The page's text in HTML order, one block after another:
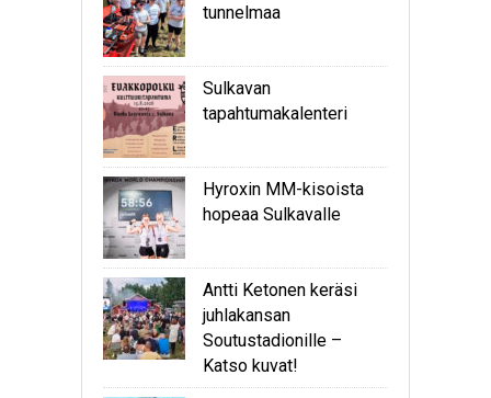
tunnelmaa
Sulkavan
tapahtumakalenteri
Hyroxin MM-kisoista
hopeaa Sulkavalle
Antti Ketonen keräsi
juhlakansan
Soutustadionille –
Katso kuvat!